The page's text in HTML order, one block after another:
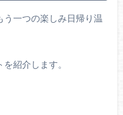
う一つの楽しみ日帰り温
紹介します。